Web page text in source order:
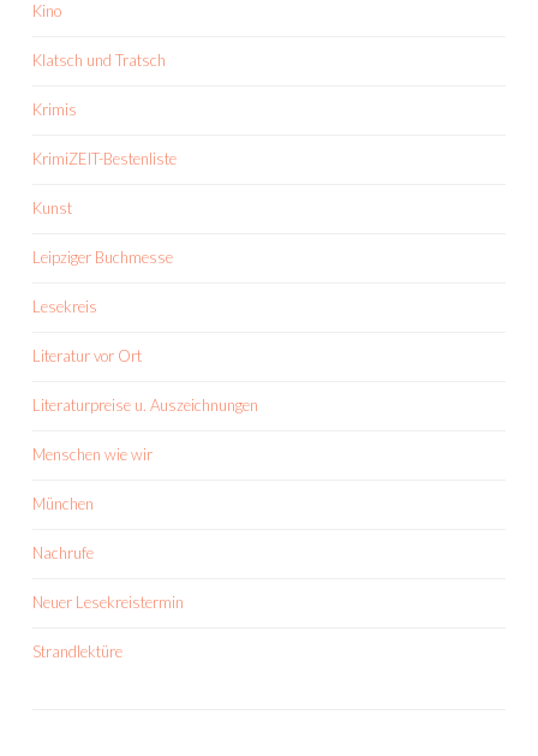
Kino
Klatsch und Tratsch
Krimis
KrimiZEIT-Bestenliste
Kunst
Leipziger Buchmesse
Lesekreis
Literatur vor Ort
Literaturpreise u. Auszeichnungen
Menschen wie wir
München
Nachrufe
Neuer Lesekreistermin
Strandlektüre